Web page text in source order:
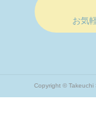
お気
Copyright © Takeuchi